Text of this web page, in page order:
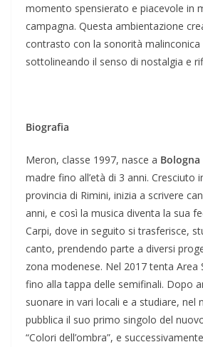
momento spensierato e piacevole in
campagna. Questa ambientazione
contrasto con la sonorità malinconica
sottolineando il senso di nostalgia e
Biografia
Meron, classe 1997, nasce a Bologna
madre fino all’età di 3 anni. Cresciuto
provincia di Rimini, inizia a scrivere
anni, e così la musica diventa la sua
Carpi, dove in seguito si trasferisce,
canto, prendendo parte a diversi
zona modenese. Nel 2017 tenta Area
fino alla tappa delle semifinali. Dopo
suonare in vari locali e a studiare, nel
pubblica il suo primo singolo del
“Colori dell’ombra”, e